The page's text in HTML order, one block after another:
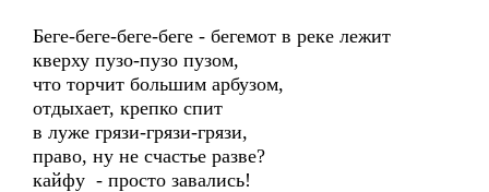
Беге-беге-беге-беге - бегемот в реке лежит
кверху пузо-пузо пузом,
что торчит большим арбузом,
отдыхает, крепко спит
в луже грязи-грязи-грязи,
право, ну не счастье разве?
кайфу - просто завались!